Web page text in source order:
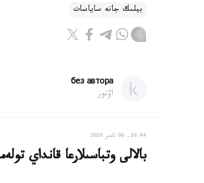
بيلىك جانە ساياسات
без автора
اۆتور
16:44, 06 تامىز 2026
بالالى وتباسىلارعا قانداي